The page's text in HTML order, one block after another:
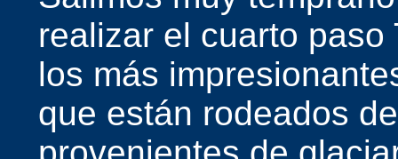
realizar el cuarto
los más
que están rodeados